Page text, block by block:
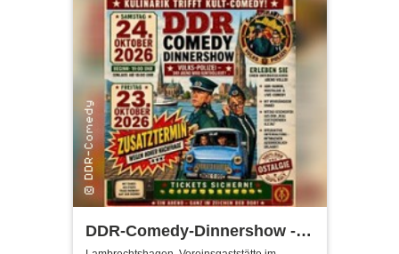
DDR-Comedy-Dinnershow -